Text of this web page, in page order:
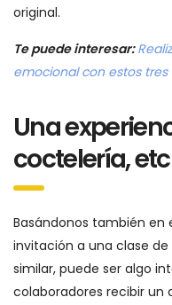
original.
Te puede interesar:
emocional con estos
Una
coctelería, etc
Basándonos también en
invitación a una clase
similar, puede ser algo
colaboradores recibir un